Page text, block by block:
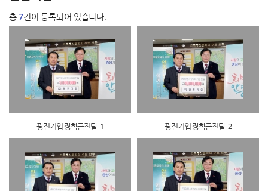
총7건이 등록되어 있습니다.
광진기업 장학금전달_1 광진기업 장학금전달_2